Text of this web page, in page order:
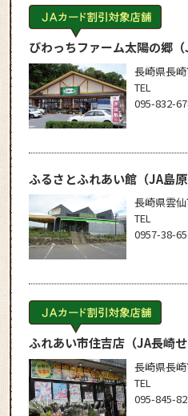
びわっちファーム太陽の郷（
長崎県長
TEL
095-832-
ふるさとふれあい館（JA島原
長崎県雲
TEL
0957-38-
ふれあい市住吉店（JA長崎せ
長崎県長
TEL
095-845-